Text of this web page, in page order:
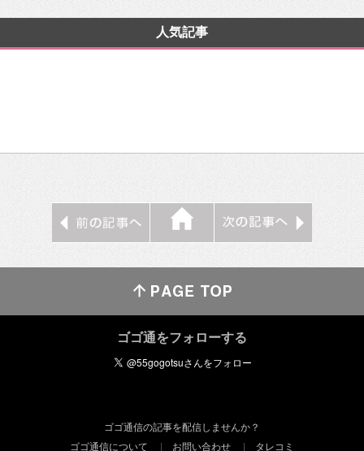
人気記事
ゴゴ通をフォローする
ゴゴ通信の記事を配信しませんか？
ゴゴ通信について
お問い合わせ タレコミ